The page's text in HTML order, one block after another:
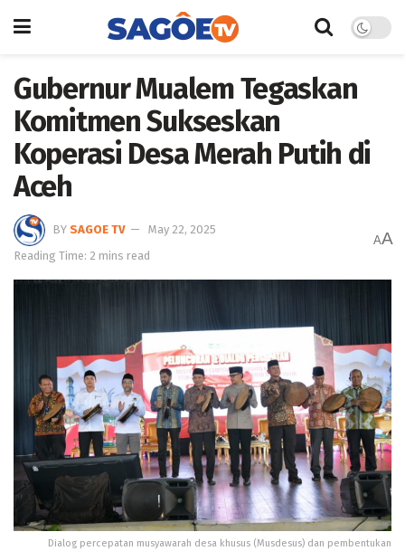
Gubernur Mualem Tegaskan
Komitmen Sukseskan
Koperasi Desa Merah Putih di
Aceh
BY SAGOE TV
May 22, 2025
Reading Time: 2 mins read
AA
Dialog percepatan musyawarah desa khusus (Musdesus) dan pembentukan